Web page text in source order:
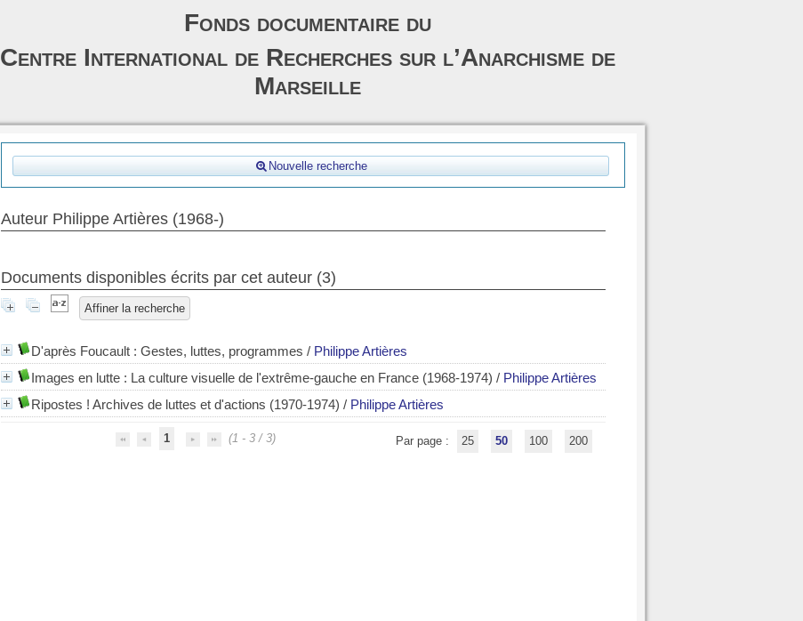
Nouvelle recherche
Auteur Philippe Artières (1968-)
Documents disponibles écrits par cet auteur (3)
Affiner la recherche
D'après Foucault : Gestes, luttes, programmes / Philippe Artières
Images en lutte : La culture visuelle de l'extrême-gauche en France (1968-1974) / Philippe Artières
Ripostes ! Archives de luttes et d'actions (1970-1974) / Philippe Artières
1 (1 - 3 / 3) Par page : 25 50 100 200
Fonds documentaire du
Centre International de Recherches sur l’Anarchisme de
Marseille